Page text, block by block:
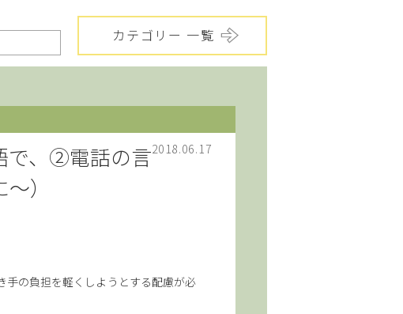
カテゴリー 一覧
2018.06.17
で、②電話の言
）
手の負担を軽くしようとする配慮が必